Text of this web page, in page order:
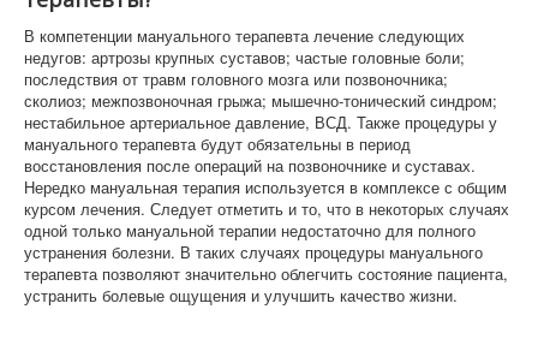
В компетенции мануального терапевта лечение следующих
недугов: артрозы крупных суставов; частые головные боли;
последствия от травм головного мозга или позвоночника;
сколиоз; межпозвоночная грыжа; мышечно-тонический синдром;
нестабильное артериальное давление, ВСД. Также процедуры у
мануального терапевта будут обязательны в период
восстановления после операций на позвоночнике и суставах.
Нередко мануальная терапия используется в комплексе с общим
курсом лечения. Следует отметить и то, что в некоторых случаях
одной только мануальной терапии недостаточно для полного
устранения болезни. В таких случаях процедуры мануального
терапевта позволяют значительно облегчить состояние пациента,
устранить болевые ощущения и улучшить качество жизни.